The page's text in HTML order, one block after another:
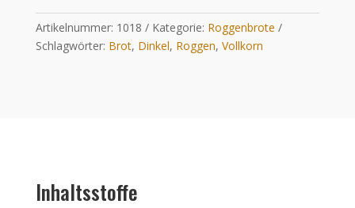
Artikelnummer: 1018 Kategorie: Roggenbrote
Schlagwörter: Brot, Dinkel, Roggen, Vollkorn
Inhaltsstoffe